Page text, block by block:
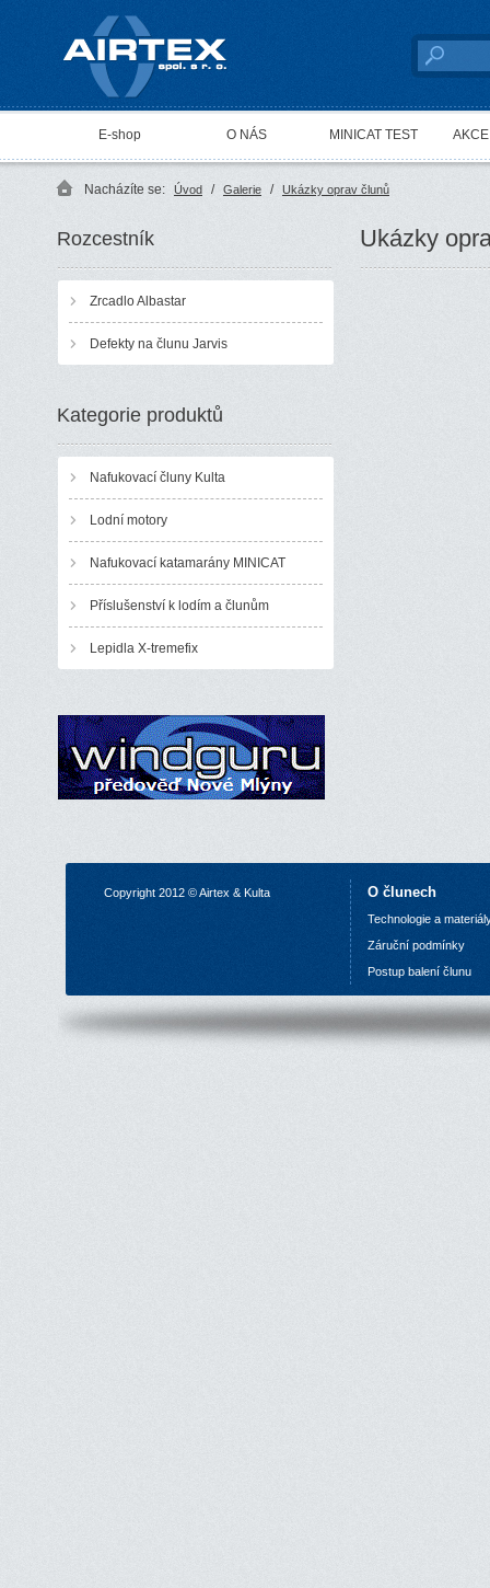
AIRTEX spol. s r. o.
E-shop O NÁS MINICAT TEST
Nacházíte se: Úvod / Galerie / Ukázky oprav člunů
Rozcestník
Zrcadlo Albastar
Defekty na člunu Jarvis
Kategorie produktů
Nafukovací čluny Kulta
Lodní motory
Nafukovací katamarány MINICAT
Příslušenství k lodím a člunům
Lepidla X-tremefix
Ukázky
Copyright 2012 © Airtex & Kulta O člunech
Technologie a
Záruční podmínky
Postup balení člunu